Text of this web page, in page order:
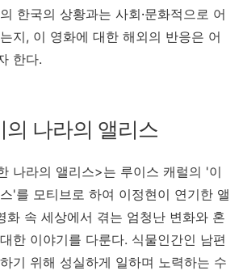
한국의 상황과는 사회·문화적으로 어
지, 이 영화에 대한 해외의 반응은 어
한다.
의 나라의 앨리스
나라의 앨리스>는 루이스 캐럴의 '이
'를 모티브로 하여 이정현이 연기한 앨
화 속 세상에서 겪는 엄청난 변화와 혼
한 이야기를 다룬다. 식물인간인 남편
기 위해 성실하게 일하며 노력하는 수